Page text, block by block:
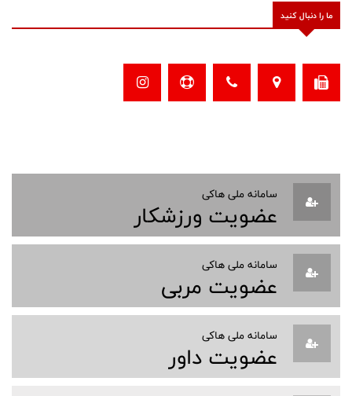
ما را دنبال کنید
سامانه ملی هاکی
عضویت ورزشکار
سامانه ملی هاکی
عضویت مربی
سامانه ملی هاکی
عضویت داور